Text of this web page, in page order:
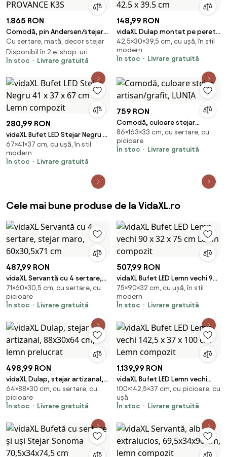
1.865 RON
Comodă, pin Andersen/stejar
lefkas, PROVANCE K3S
Cu sertare, mată, decor stejar
Disponibil în 2 e-shop-uri
În stoc
Livrare gratuită
148,99 RON
vidaXL Dulap montat pe perete
Stejar Negru 30 x 42.5 x 39.5 cm
42,5×30×39,5 cm, cu ușă, în stil
modern
În stoc
Livrare gratuită
280,99 RON
vidaXL Bufet LED Stejar Negru 41
x 37 x 67 cm Lemn compozit
67×41×37 cm, cu ușă, în stil
modern
În stoc
Livrare gratuită
759 RON
Comodă, culoare stejar
artisan/grafit, LUNIA
86×163×33 cm, cu sertare, cu
picioare
În stoc
Livrare gratuită
Cele mai bune produse de la VidaXL.ro
487,99 RON
vidaXL Servantă cu 4 sertare,
stejar maro, 60x30,5x71 cm
71×60×30,5 cm, cu sertare, cu
picioare
În stoc
Livrare gratuită
507,99 RON
vidaXL Bufet LED Lemn vechi 90
x 32 x 75 cm Lemn compozit
75×90×32 cm, cu ușă, în stil
modern
În stoc
Livrare gratuită
498,99 RON
vidaXL Dulap, stejar artizanal,
88x30x64 cm, lemn prelucrat
64×88×30 cm, cu sertare, cu
picioare
În stoc
Livrare gratuită
1.139,99 RON
vidaXL Bufet LED Lemn vechi
142,5 x 37 x 100 cm Lemn
compozit
100×142,5×37 cm, cu picioare, cu
ușă
În stoc
Livrare gratuită